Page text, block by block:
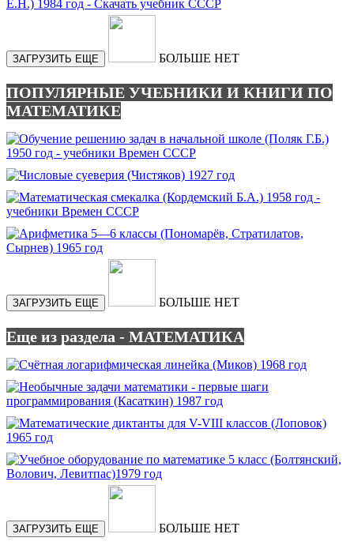
ЗАГРУЗИТЬ ЕЩЕ БОЛЬШЕ НЕТ
ПОПУЛЯРНЫЕ УЧЕБНИКИ И КНИГИ ПО
МАТЕМАТИКЕ
ЗАГРУЗИТЬ ЕЩЕ БОЛЬШЕ НЕТ
Еще из раздела - МАТЕМАТИКА
ЗАГРУЗИТЬ ЕЩЕ БОЛЬШЕ НЕТ